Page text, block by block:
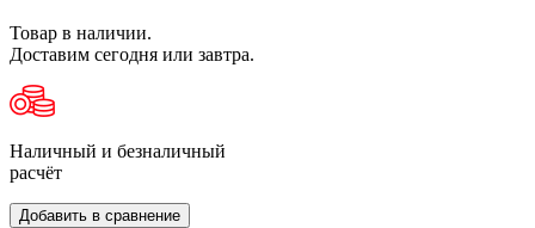
Товар в наличии.
Доставим сегодня или завтра.
Наличный и безналичный
расчёт
Добавить в сравнение